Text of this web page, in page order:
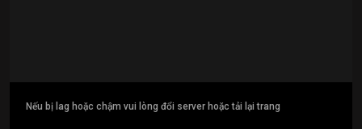
Nếu bị lag hoặc chậm vui lòng đổi server hoặc tải lại trang